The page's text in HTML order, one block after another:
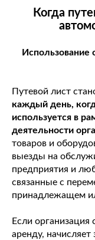
Когда
Использование
Путевой лист
каждый день,
используется в
деятельности
товаров и
выезды на
предприятия и
связанные с
принадлежащем
Если
аренду,